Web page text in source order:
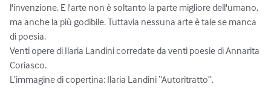
l'invenzione. E l'arte non è soltanto la parte migliore dell'umano,
ma anche la più godibile. Tuttavia nessuna arte è tale se manca
di poesia.
Venti opere di Ilaria Landini corredate da venti poesie di Annarita
Coriasco.
L’immagine di copertina: Ilaria Landini “Autoritratto”.